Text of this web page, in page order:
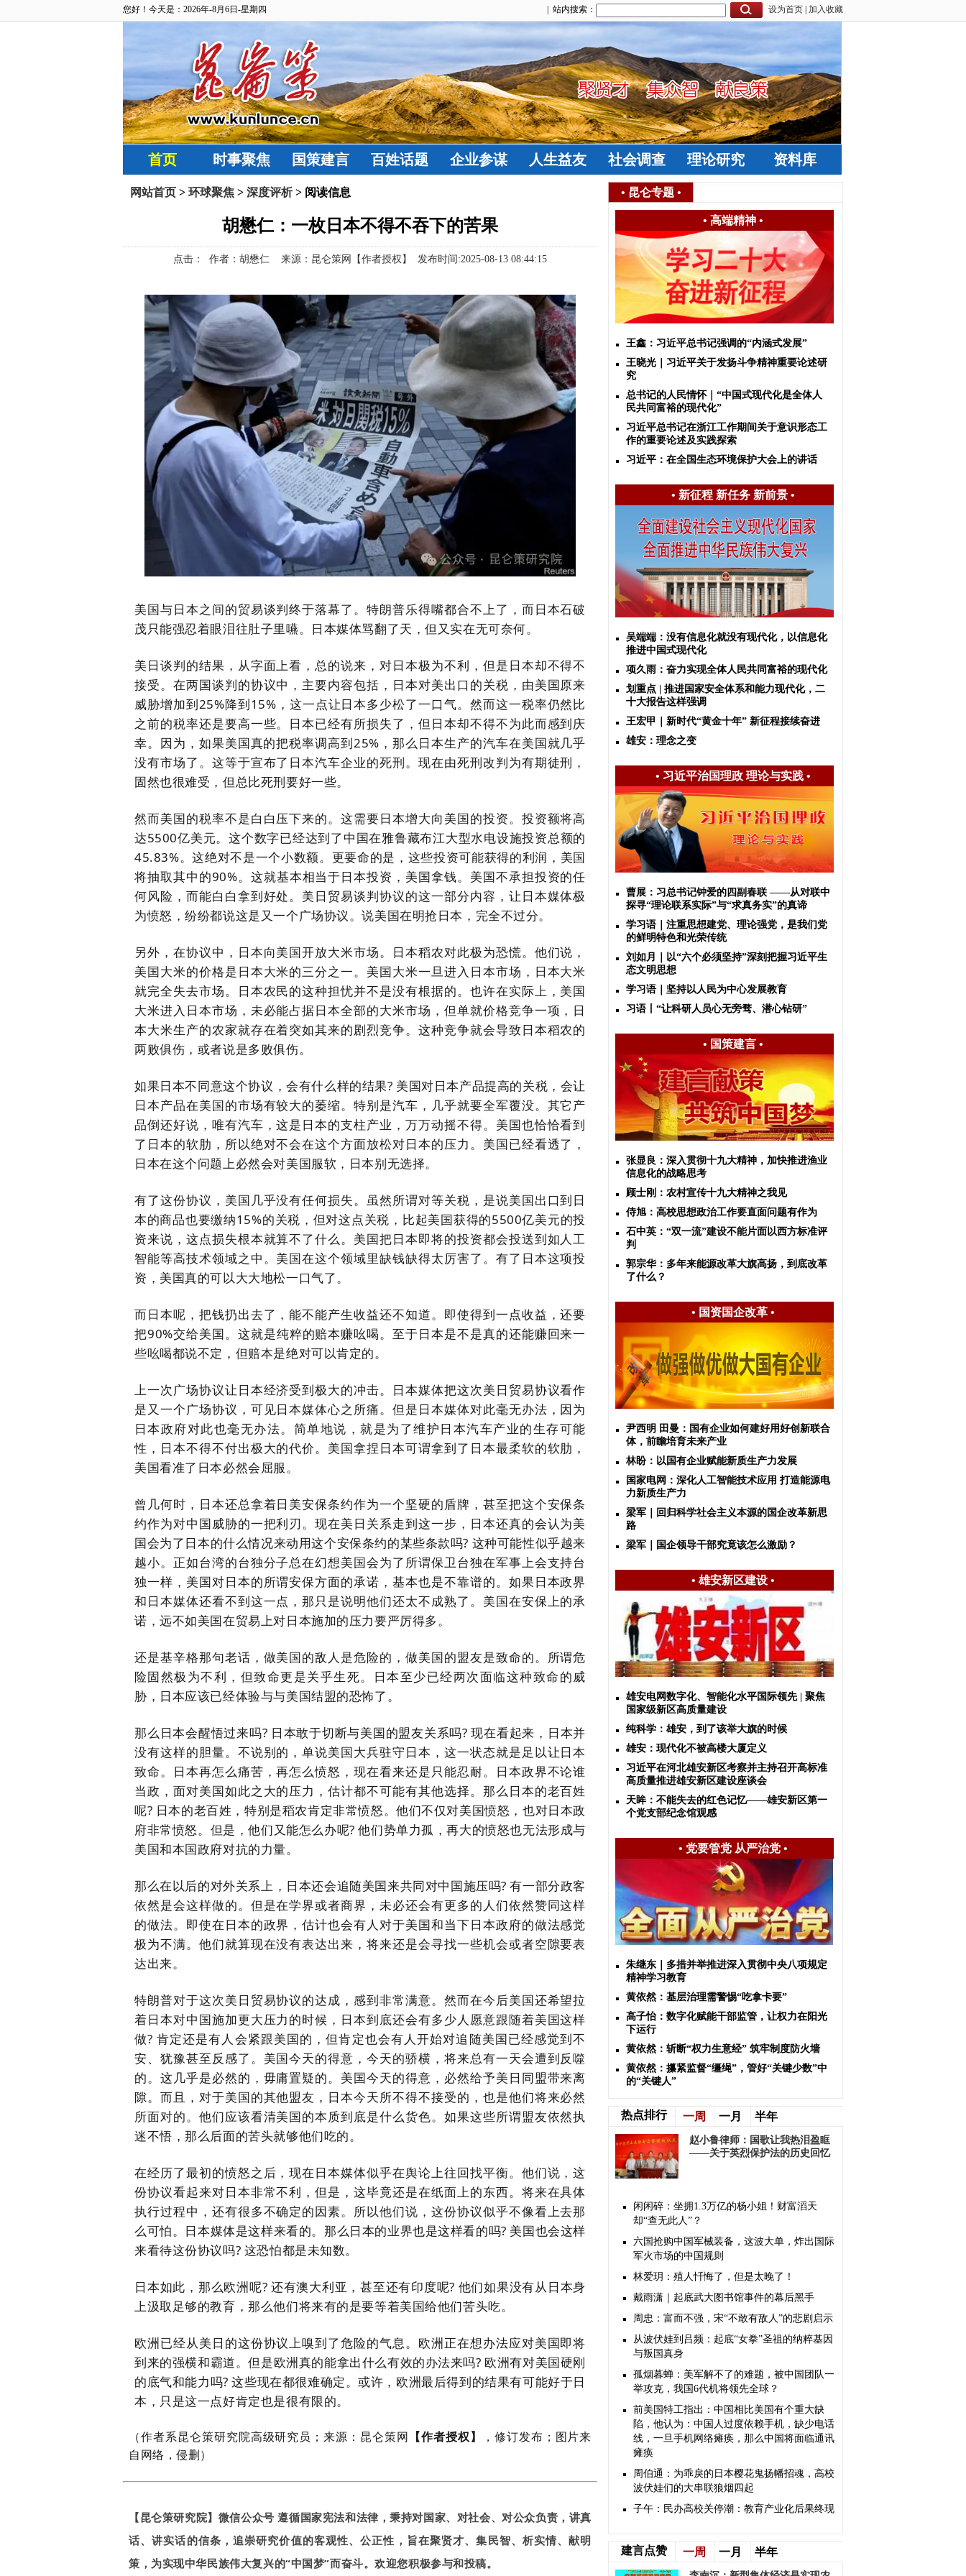
您好！今天是：2026年-8月6日-星期四 设为首页 加入收藏
| 站内搜索：
首页 时事聚焦 国策建言 百姓话题 企业参谋 人生益友 社会调查 理论研究 资料库
网站首页 > 环球聚焦 > 深度评析> 阅读信息
胡懋仁：一枚日本不得不吞下的苦果
点击： 作者：胡懋仁 来源：昆仑策网【作者授权】 发布时间:2025-08-13 08:44:15
美国与日本之间的贸易谈判终于落幕了。特朗普乐得嘴都合不上了，而日本石破
茂只能强忍着眼泪往肚子里嚥。日本媒体骂翻了天，但又实在无可奈何。
美日谈判的结果，从字面上看，总的说来，对日本极为不利，但是日本却不得不
接受。在两国谈判的协议中，主要内容包括，日本对美出口的关税，由美国原来
威胁增加到25%降到15%，这一点让日本多少松了一口气。然而这一税率仍然比
之前的税率还是要高一些。日本已经有所损失了，但日本却不得不为此而感到庆
幸。因为，如果美国真的把税率调高到25%，那么日本生产的汽车在美国就几乎
没有市场了。这等于宣布了日本汽车企业的死刑。现在由死刑改判为有期徒刑，
固然也很难受，但总比死刑要好一些。
然而美国的税率不是白白压下来的。这需要日本增大向美国的投资。投资额将高
达5500亿美元。这个数字已经达到了中国在雅鲁藏布江大型水电设施投资总额的
45.83%。这绝对不是一个小数额。更要命的是，这些投资可能获得的利润，美国
将抽取其中的90%。这就基本相当于日本投资，美国拿钱。美国不承担投资的任
何风险，而能白白拿到好处。美日贸易谈判协议的这一部分内容，让日本媒体极
为愤怒，纷纷都说这是又一个广场协议。说美国在明抢日本，完全不过分。
另外，在协议中，日本向美国开放大米市场。日本稻农对此极为恐慌。他们说，
美国大米的价格是日本大米的三分之一。美国大米一旦进入日本市场，日本大米
就完全失去市场。日本农民的这种担忧并不是没有根据的。也许在实际上，美国
大米进入日本市场，未必能占据日本全部的大米市场，但单就价格竞争一项，日
本大米生产的农家就存在着突如其来的剧烈竞争。这种竞争就会导致日本稻农的
两败俱伤，或者说是多败俱伤。
如果日本不同意这个协议，会有什么样的结果? 美国对日本产品提高的关税，会让
日本产品在美国的市场有较大的萎缩。特别是汽车，几乎就要全军覆没。其它产
品倒还好说，唯有汽车，这是日本的支柱产业，万万动摇不得。美国也恰恰看到
了日本的软肋，所以绝对不会在这个方面放松对日本的压力。美国已经看透了，
日本在这个问题上必然会对美国服软，日本别无选择。
有了这份协议，美国几乎没有任何损失。虽然所谓对等关税，是说美国出口到日
本的商品也要缴纳15%的关税，但对这点关税，比起美国获得的5500亿美元的投
资来说，这点损失根本就算不了什么。美国把日本即将的投资都会投送到如人工
智能等高技术领域之中。美国在这个领域里缺钱缺得太厉害了。有了日本这项投
资，美国真的可以大大地松一口气了。
而日本呢，把钱扔出去了，能不能产生收益还不知道。即使得到一点收益，还要
把90%交给美国。这就是纯粹的赔本赚吆喝。至于日本是不是真的还能赚回来一
些吆喝都说不定，但赔本是绝对可以肯定的。
上一次广场协议让日本经济受到极大的冲击。日本媒体把这次美日贸易协议看作
是又一个广场协议，可见日本媒体心之所痛。但是日本媒体对此毫无办法，因为
日本政府对此也毫无办法。简单地说，就是为了维护日本汽车产业的生存可能
性，日本不得不付出极大的代价。美国拿捏日本可谓拿到了日本最柔软的软肋，
美国看准了日本必然会屈服。
曾几何时，日本还总拿着日美安保条约作为一个坚硬的盾牌，甚至把这个安保条
约作为对中国威胁的一把利刃。现在美日关系走到这一步，日本还真的会认为美
国会为了日本的什么情况来动用这个安保条约的某些条款吗? 这种可能性似乎越来
越小。正如台湾的台独分子总在幻想美国会为了所谓保卫台独在军事上会支持台
独一样，美国对日本的所谓安保方面的承诺，基本也是不靠谱的。如果日本政界
和日本媒体还看不到这一点，那只是说明他们还太不成熟了。美国在安保上的承
诺，远不如美国在贸易上对日本施加的压力要严厉得多。
还是基辛格那句老话，做美国的敌人是危险的，做美国的盟友是致命的。所谓危
险固然极为不利，但致命更是关乎生死。日本至少已经两次面临这种致命的威
胁，日本应该已经体验与与美国结盟的恐怖了。
那么日本会醒悟过来吗? 日本敢于切断与美国的盟友关系吗? 现在看起来，日本并
没有这样的胆量。不说别的，单说美国大兵驻守日本，这一状态就是足以让日本
致命。日本再怎么痛苦，再怎么愤怒，现在看来还是只能忍耐。日本政界不论谁
当政，面对美国如此之大的压力，估计都不可能有其他选择。那么日本的老百姓
呢? 日本的老百姓，特别是稻农肯定非常愤怒。他们不仅对美国愤怒，也对日本政
府非常愤怒。但是，他们又能怎么办呢? 他们势单力孤，再大的愤怒也无法形成与
美国和本国政府对抗的力量。
那么在以后的对外关系上，日本还会追随美国来共同对中国施压吗? 有一部分政客
依然是会这样做的。但是在学界或者商界，未必还会有更多的人们依然赞同这样
的做法。即使在日本的政界，估计也会有人对于美国和当下日本政府的做法感觉
极为不满。他们就算现在没有表达出来，将来还是会寻找一些机会或者空隙要表
达出来。
特朗普对于这次美日贸易协议的达成，感到非常满意。然而在今后美国还希望拉
着日本对中国施加更大压力的时候，日本到底还会有多少人愿意跟随着美国这样
做? 肯定还是有人会紧跟美国的，但肯定也会有人开始对追随美国已经感觉到不
安、犹豫甚至反感了。美国今天的得意，今天的骄横，将来总有一天会遭到反噬
的。这几乎是必然的，毋庸置疑的。美国今天的得意，必然给予美日同盟带来离
隙。而且，对于美国的其他盟友，日本今天所不得不接受的，也是他们将来必然
所面对的。他们应该看清美国的本质到底是什么货色。如果这些所谓盟友依然执
迷不悟，那么后面的苦头就够他们吃的。
在经历了最初的愤怒之后，现在日本媒体似乎在舆论上往回找平衡。他们说，这
份协议看起来对日本非常不利，但是，这毕竟还是在纸面上的东西。将来在具体
执行过程中，还有很多不确定的因素。所以他们说，这份协议似乎不像看上去那
么可怕。日本媒体是这样来看的。那么日本的业界也是这样看的吗? 美国也会这样
来看待这份协议吗? 这恐怕都是未知数。
日本如此，那么欧洲呢? 还有澳大利亚，甚至还有印度呢? 他们如果没有从日本身
上汲取足够的教育，那么他们将来有的是要等着美国给他们苦头吃。
欧洲已经从美日的这份协议上嗅到了危险的气息。欧洲正在想办法应对美国即将
到来的强横和霸道。但是欧洲真的能拿出什么有效的办法来吗? 欧洲有对美国硬刚
的底气和能力吗? 这些现在都很难确定。或许，欧洲最后得到的结果有可能好于日
本，只是这一点好肯定也是很有限的。
（作者系昆仑策研究院高级研究员 ；来源：昆仑策网 【作者授权】 ， 修订发布；图片来
自网络，侵删）
【昆仑策研究院】微信公众号 遵循国家宪法和法律，秉持对国家、对社会、对公众负责，讲真
话、讲实话的信条，追崇研究价值的客观性、公正性，旨在聚贤才、集民智、析实情、献明
策，为实现中华民族伟大复兴的“中国梦”而奋斗。欢迎您积极参与和投稿。
• 昆仑专题 •
• 高端精神•
王鑫：习近平总书记强调的“内涵式发展”
王晓光｜习近平关于发扬斗争精神重要论述研
究
总书记的人民情怀｜“中国式现代化是全体人
民共同富裕的现代化”
习近平总书记在浙江工作期间关于意识形态工
作的重要论述及实践探索
习近平：在全国生态环境保护大会上的讲话
• 新征程 新任务 新前景•
吴端端：没有信息化就没有现代化，以信息化
推进中国式现代化
项久雨：奋力实现全体人民共同富裕的现代化
划重点 | 推进国家安全体系和能力现代化，二
十大报告这样强调
王宏甲｜新时代“黄金十年” 新征程接续奋进
雄安：理念之变
• 习近平治国理政 理论与实践•
曹展：习总书记钟爱的四副春联 ——从对联中
探寻“理论联系实际”与“求真务实”的真谛
学习语｜注重思想建党、理论强党，是我们党
的鲜明特色和光荣传统
刘如月｜以“六个必须坚持”深刻把握习近平生
态文明思想
学习语｜坚持以人民为中心发展教育
习语丨“让科研人员心无旁骛、潜心钻研”
• 国策建言•
张显良：深入贯彻十九大精神，加快推进渔业
信息化的战略思考
顾士刚：农村宣传十九大精神之我见
侍旭：高校思想政治工作要直面问题有作为
石中英：“双一流”建设不能片面以西方标准评
判
郭宗华：多年来能源改革大旗高扬，到底改革
了什么？
• 国资国企改革•
尹西明 田曼：国有企业如何建好用好创新联合
体，前瞻培育未来产业
林盼：以国有企业赋能新质生产力发展
国家电网：深化人工智能技术应用 打造能源电
力新质生产力
梁军｜回归科学社会主义本源的国企改革新思
路
梁军｜国企领导干部究竟该怎么激励？
• 雄安新区建设•
雄安电网数字化、智能化水平国际领先 | 聚焦
国家级新区高质量建设
纯科学：雄安，到了该举大旗的时候
雄安：现代化不被高楼大厦定义
习近平在河北雄安新区考察并主持召开高标准
高质量推进雄安新区建设座谈会
天眸：不能失去的红色记忆——雄安新区第一
个党支部纪念馆观感
• 党要管党 从严治党•
朱继东｜多措并举推进深入贯彻中央八项规定
精神学习教育
黄依然：基层治理需警惕“吃拿卡要”
高子怡：数字化赋能干部监管，让权力在阳光
下运行
黄依然：斩断“权力生意经” 筑牢制度防火墙
黄依然：攥紧监督“缰绳”，管好“关键少数”中
的“关键人”
热点排行 一周 一月 半年
赵小鲁律师：国歌让我热泪盈眶
——关于英烈保护法的历史回忆
闲闲碎：坐拥1.3万亿的杨小姐！财富滔天
却“查无此人”？
六国抢购中国军械装备，这波大单，炸出国际
军火市场的中国规则
林爱玥：殖人忏悔了，但是太晚了！
戴雨潇｜起底武大图书馆事件的幕后黑手
周忠：富而不强，宋“不敢有敌人”的悲剧启示
从波伏娃到吕频：起底“女拳”圣祖的纳粹基因
与叛国真身
孤烟暮蝉：美军解不了的难题，被中国团队一
举攻克，我国6代机将领先全球？
前美国特工指出：中国相比美国有个重大缺
陷，他认为：中国人过度依赖手机，缺少电话
线，一旦手机网络瘫痪，那么中国将面临通讯
瘫痪
周伯通：为乖戾的日本樱花鬼扬幡招魂，高校
波伏娃们的大串联狼烟四起
子午：民办高校关停潮：教育产业化后果终现
建言点赞 一周 一月 半年